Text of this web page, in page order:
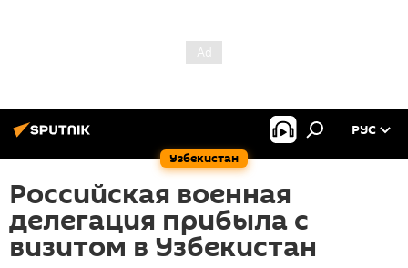
Узбекистан
РУС
Российская военная
делегация прибыла с
визитом в Узбекистан